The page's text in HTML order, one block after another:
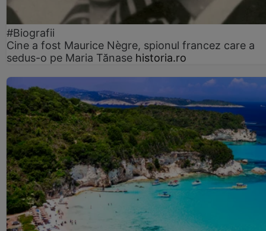
#Biografii
Cine a fost Maurice Nègre, spionul francez care a
sedus-o pe Maria Tănase historia.ro